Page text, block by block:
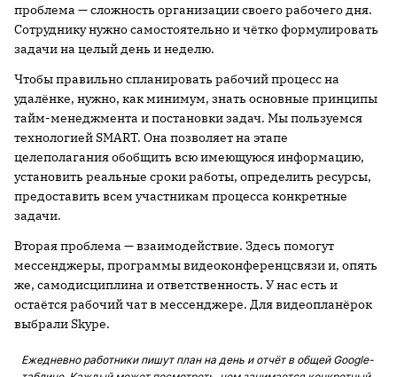
проблема — сложность организации своего рабочего дня.
Сотруднику нужно самостоятельно и чётко формулировать
задачи на целый день и неделю.
Чтобы правильно спланировать рабочий процесс на
удалёнке, нужно, как минимум, знать основные принципы
тайм-менеджмента и постановки задач. Мы пользуемся
технологией SMART. Она позволяет на этапе
целеполагания обобщить всю имеющуюся информацию,
установить реальные сроки работы, определить ресурсы,
предоставить всем участникам процесса конкретные
задачи.
Вторая проблема — взаимодействие. Здесь помогут
мессенджеры, программы видеоконференцсвязи и, опять
же, самодисциплина и ответственность. У нас есть и
остаётся рабочий чат в мессенджере. Для видеопланёрок
выбрали Skype.
Ежедневно работники пишут план на день и отчёт в общей Google-